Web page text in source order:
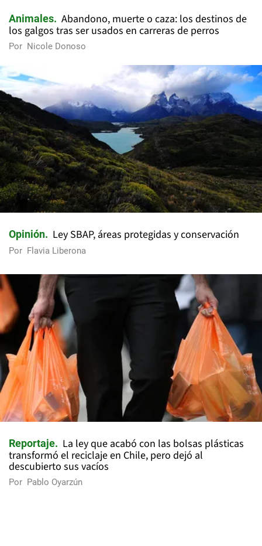
Animales
Abandono, muerte o caza: los destinos de
los galgos tras ser usados en carreras de perros
Por Nicole Donoso
Opinión Ley SBAP, áreas protegidas y conservación
Por Flavia Liberona
Reportaje
La ley que acabó con las bolsas plásticas
transformó el reciclaje en Chile, pero dejó al
descubierto sus vacíos
Por Pablo Oyarzún